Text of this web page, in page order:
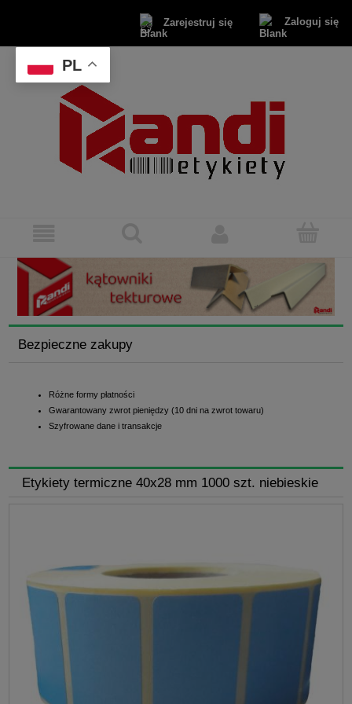
Zarejestruj się Zaloguj się
Bezpieczne zakupy
Różne formy płatności
Gwarantowany zwrot pieniędzy (10 dni na zwrot towaru)
Szyfrowane dane i transakcje
Etykiety termiczne 40x28 mm 1000 szt. niebieskie
PL